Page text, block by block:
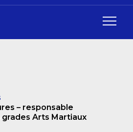
– responsable
Arts Martiaux